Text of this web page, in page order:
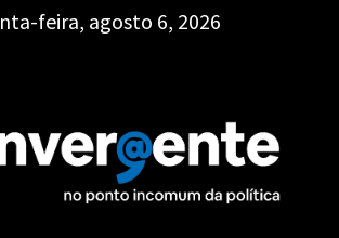
feira, agosto 6, 2026